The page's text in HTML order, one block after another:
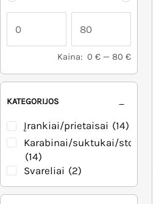
Kaina: 0 €— 80 €
KATEGORIJOS
Įrankiai/prietaisai (14)
Karabinai/suktukai/
(14)
Svareliai (2)